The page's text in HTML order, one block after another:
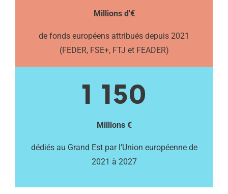
Millions d'€
de fonds européens attribués depuis 2021
(FEDER, FSE+, FTJ et FEADER)
1 150
Millions €
dédiés au Grand Est par l’Union européenne de
2021 à 2027